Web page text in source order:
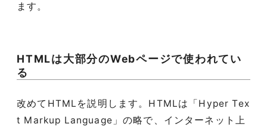
ます。
HTMLは大部分のWebページで使われてい
る
改めてHTMLを説明します。HTMLは「Hyper Tex
t Markup Language」の略で、インターネット上